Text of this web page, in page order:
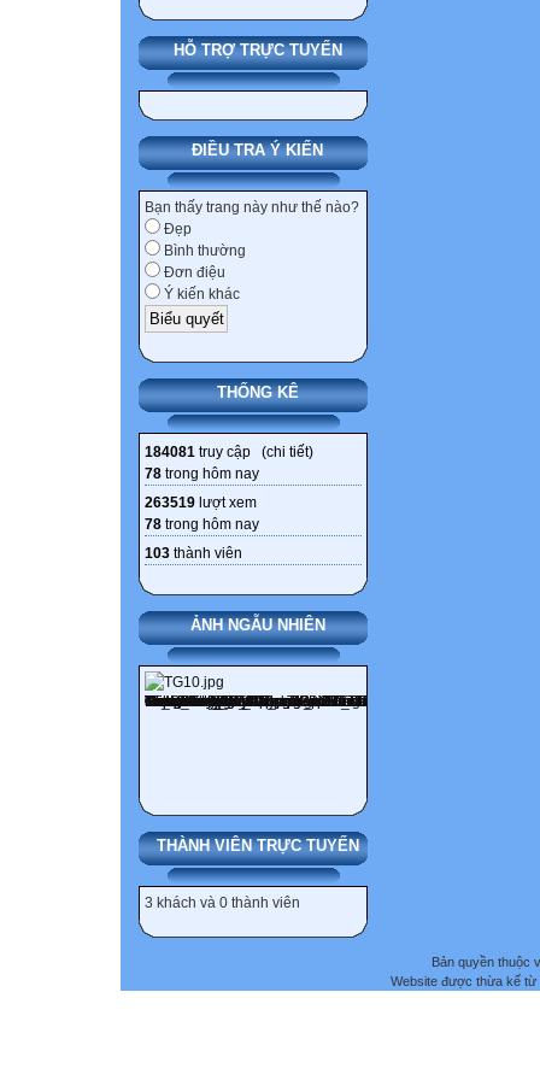
HỖ TRỢ TRỰC TUYẾN
ĐIỀU TRA Ý KIẾN
Bạn thấy trang này như thế nào?
Đẹp
Bình thường
Đơn điệu
Ý kiến khác
THỐNG KÊ
184081 truy cập (chi tiết)
78 trong hôm nay
263519 lượt xem
78 trong hôm nay
103 thành viên
ẢNH NGẪU NHIÊN
THÀNH VIÊN TRỰC TUYẾN
3 khách và 0 thành viên
Bản quyền thuộc
Website được thừa kế từ